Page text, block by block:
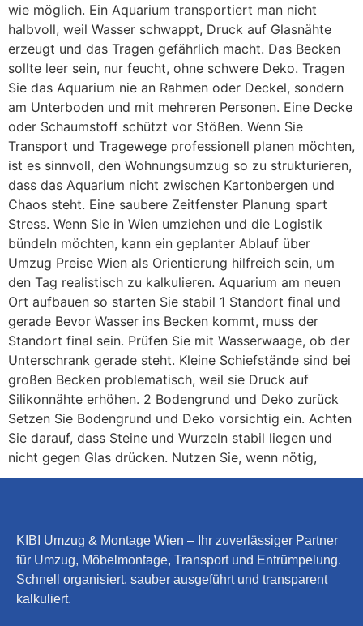
wie möglich. Ein Aquarium transportiert man nicht
halbvoll, weil Wasser schwappt, Druck auf Glasnähte
erzeugt und das Tragen gefährlich macht. Das Becken
sollte leer sein, nur feucht, ohne schwere Deko. Tragen
Sie das Aquarium nie an Rahmen oder Deckel, sondern
am Unterboden und mit mehreren Personen. Eine Decke
oder Schaumstoff schützt vor Stößen. Wenn Sie
Transport und Tragewege professionell planen möchten,
ist es sinnvoll, den Wohnungsumzug so zu strukturieren,
dass das Aquarium nicht zwischen Kartonbergen und
Chaos steht. Eine saubere Zeitfenster Planung spart
Stress. Wenn Sie in Wien umziehen und die Logistik
bündeln möchten, kann ein geplanter Ablauf über
Umzug Preise Wien als Orientierung hilfreich sein, um
den Tag realistisch zu kalkulieren. Aquarium am neuen
Ort aufbauen so starten Sie stabil 1 Standort final und
gerade Bevor Wasser ins Becken kommt, muss der
Standort final sein. Prüfen Sie mit Wasserwaage, ob der
Unterschrank gerade steht. Kleine Schiefstände sind bei
großen Becken problematisch, weil sie Druck auf
Silikonnähte erhöhen. 2 Bodengrund und Deko zurück
Setzen Sie Bodengrund und Deko vorsichtig ein. Achten
Sie darauf, dass Steine und Wurzeln stabil liegen und
nicht gegen Glas drücken. Nutzen Sie, wenn nötig,
KIBI Umzug & Montage Wien – Ihr zuverlässiger Partner
für Umzug, Möbelmontage, Transport und Entrümpelung.
Schnell organisiert, sauber ausgeführt und transparent
kalkuliert.